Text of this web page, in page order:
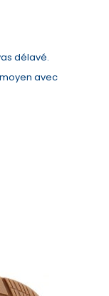
délavé.
avec